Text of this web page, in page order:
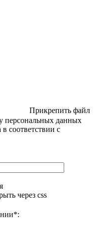
Прикрепить файл
персональных данных
соответствии с
через css
*: